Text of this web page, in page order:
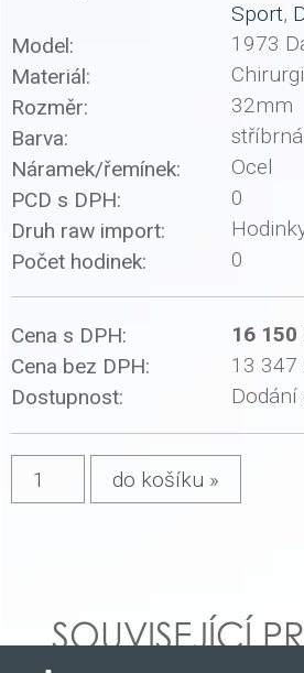
Sport,
Model:
1973
Materiál:
Rozměr:
32mm
Barva:
stříbrná
Náramek/řemínek:
Ocel
PCD s DPH:
0
Druh raw import:
Počet hodinek:
0
Cena s DPH:
16 150
Cena bez DPH:
13 347
Dostupnost:
Dodání
SOUVISEJÍCÍ